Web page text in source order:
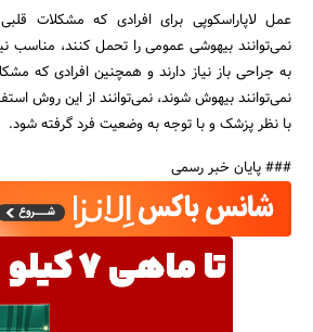
عمل لاپاراسکوپی برای افرادی که مشکلات
نمی‌توانند بیهوشی عمومی را تحمل کنند، مناسب
به جراحی باز نیاز دارند و همچنین افرادی که
نمی‌توانند بیهوش شوند، نمی‌توانند از این روش
با نظر پزشک و با توجه به وضعیت فرد گرفته شود.
### پایان خبر رسمی